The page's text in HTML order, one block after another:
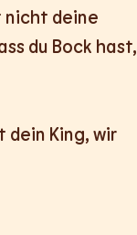
nicht deine
du Bock hast,
dein King, wir